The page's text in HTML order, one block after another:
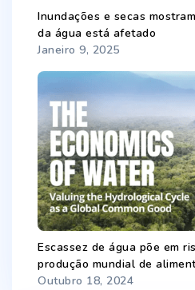
Inundações e secas
da água está afetado
Janeiro 9, 2025
Escassez de água põe em
produção mundial de
Outubro 18, 2024